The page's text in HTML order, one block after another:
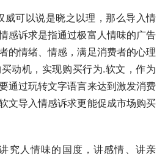
感诉求是指通过极富人情味的广告
的情绪、情感，满足消费者的心理
动机，实现购买行为.软文，作为
通过玩转文字语言来达到激发消费
文导入情感诉求更能促成市场购买